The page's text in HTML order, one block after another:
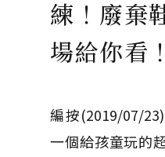
練！廢棄
場給你看！
編按(2019/07/
一個給孩童玩的